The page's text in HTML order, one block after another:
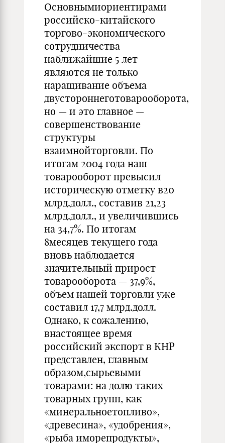
Основнымиориентирами
российско-китайского
торгово-экономического
сотрудничества
наближайшие 5 лет
являются не только
наращивание объема
двустороннеготоварооборота,
но — и это главное —
совершенствование
структуры
взаимнойторговли. По
итогам 2004 года наш
товарооборот превысил
историческую отметку в20
млрд.долл., составив 21,23
млрд.долл., и увеличившись
на 34,7%. По итогам
8месяцев текущего года
вновь наблюдается
значительный прирост
товарооборота — 37,9%,
объем нашей торговли уже
составил 17,7 млрд.долл.
Однако, к сожалению,
внастоящее время
российский экспорт в КНР
представлен, главным
образом,сырьевыми
товарами: на долю таких
товарных групп, как
«минеральноетопливо»,
«древесина», «удобрения»,
«рыба иморепродукты»,